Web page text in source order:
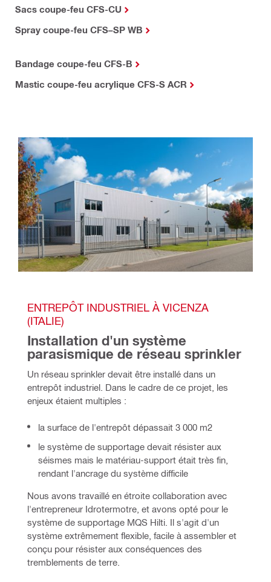
Sacs coupe-feu CFS-CU
Spray coupe-feu CFS–SP WB
Bandage coupe-feu CFS-B
Mastic coupe-feu acrylique CFS-S ACR
ENTREPÔT INDUSTRIEL À VICENZA
(ITALIE)
Installation d'un système
parasismique de réseau sprinkler
Un réseau sprinkler devait être installé dans un
entrepôt industriel. Dans le cadre de ce projet, les
enjeux étaient multiples :
la surface de l'entrepôt dépassait 3 000 m2
le système de supportage devait résister aux
séismes mais le matériau-support était très fin,
rendant l'ancrage du système difficile
Nous avons travaillé en étroite collaboration avec
l'entrepreneur Idrotermotre, et avons opté pour le
système de supportage MQS Hilti. Il s'agit d'un
système extrêmement flexible, facile à assembler et
conçu pour résister aux conséquences des
tremblements de terre.